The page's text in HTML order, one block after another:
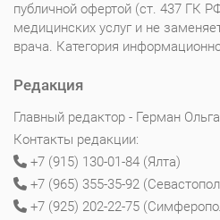
публичной офертой (ст. 437 ГК
медицинских услуг и не
врача. Категория
Редакция
Главный редактор - Герман
Контакты редакции:
+7 (915) 130-01-84 (Ялта)
+7 (965) 355-35-92
+7 (925) 202-22-75